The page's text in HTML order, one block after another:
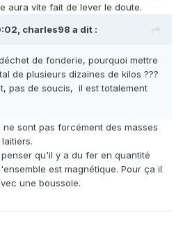
aura vite fait de lever le doute.
charles98 a dit :
de fonderie, pourquoi mettre
de plusieurs dizaines de kilos ???
pas de soucis, il est totalement
sont pas forcément des masses
qu'il y a du fer en quantité
est magnétique. Pour ça il
une boussole.